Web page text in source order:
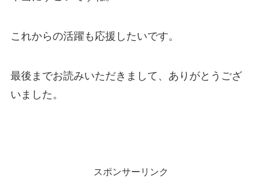
これからの活躍も応援したいです。
最後までお読みいただきまして、ありがとうござ
いました。
スポンサーリンク